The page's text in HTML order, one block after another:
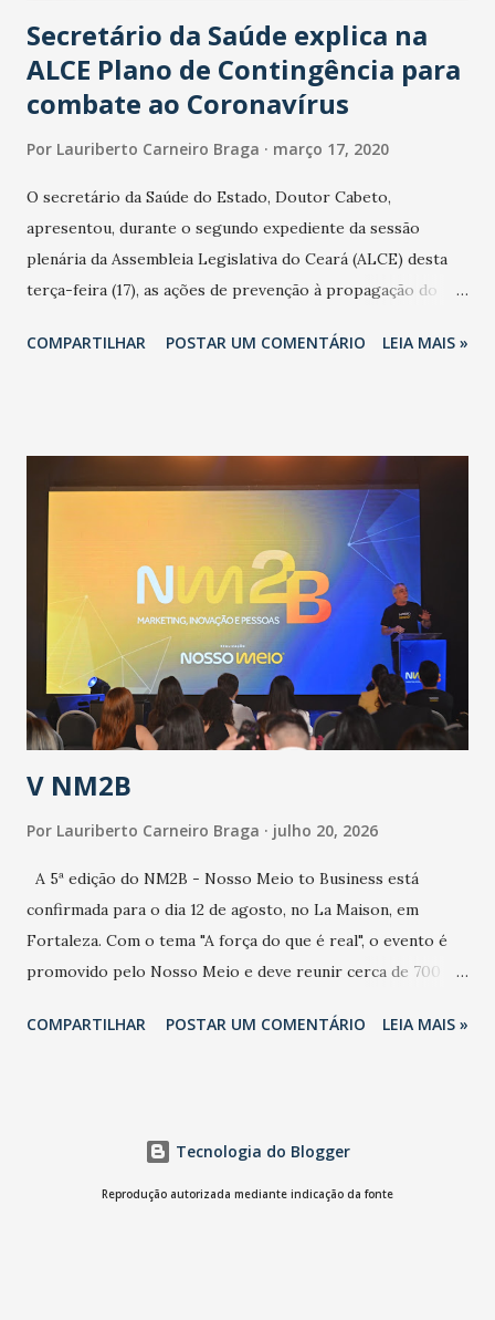
Secretário da Saúde explica na
ALCE Plano de Contingência para
combate ao Coronavírus
Por Lauriberto Carneiro Braga março 17, 2020
O secretário da Saúde do Estado, Doutor Cabeto,
apresentou, durante o segundo expediente da sessão
plenária da Assembleia Legislativa do Ceará (ALCE) desta
terça-feira (17), as ações de prevenção à propagação do
adotadas pelo Governo do Estado na contenção da
população suspeita e de cuidados com os ambientes
públicos e domiciliares. “Nós não estamos vivendo uma
epidemia comum, como temos em todos os anos, com
aumento de casos de dengue, influenza ou H1N1. Trata-se
de uma epidemia com um vírus diferente, com um poder de
contaminação maior que outros coronavírus”, apontou o
secretário. Segundo ele, é uma epidemia com chance de
contaminação alta, podendo gerar um grande risco à
população e ao sistema de saúde. “Precisamos saber fazer a
estratificação do risco da doença, para não so...
COMPARTILHAR POSTAR UM COMENTÁRIO LEIA MAIS »
V NM2B
Por Lauriberto Carneiro Braga julho 20, 2026
A 5ª edição do NM2B - Nosso Meio to Business está
confirmada para o dia 12 de agosto, no La Maison, em
Fortaleza. Com o tema "A força do que é real", o evento é
promovido pelo Nosso Meio e deve reunir cerca de 700
e lideranças do Mercado Nacional. Desde 2022, o NM2B
LinkedIn, VISA, Grupo 3corações, TikTok e M. Dias Branco.
A nova edição chega em um momento em que autenticidade
COMPARTILHAR POSTAR UM COMENTÁRIO LEIA MAIS »
Tecnologia do Blogger
Reprodução autorizada mediante indicação da fonte